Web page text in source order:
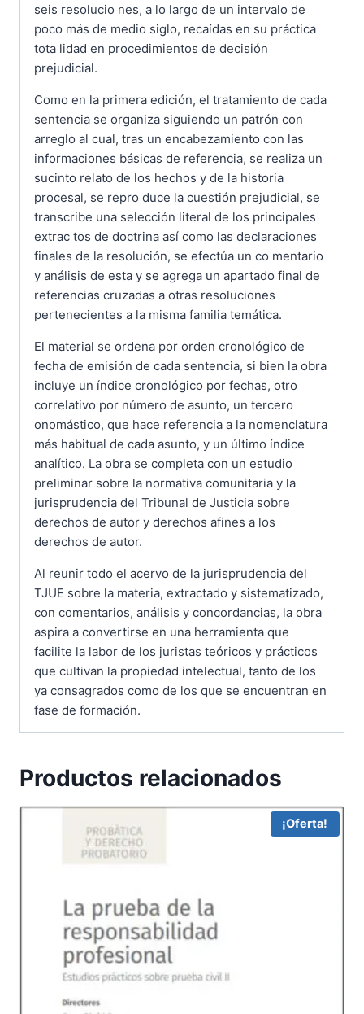
seis resolucio nes, a lo largo de un intervalo de
poco más de medio siglo, recaídas en su práctica
tota lidad en procedimientos de decisión
prejudicial.
Como en la primera edición, el tratamiento de cada
sentencia se organiza siguiendo un patrón con
arreglo al cual, tras un encabezamiento con las
informaciones básicas de referencia, se realiza un
sucinto relato de los hechos y de la historia
procesal, se repro duce la cuestión prejudicial, se
transcribe una selección literal de los principales
extrac tos de doctrina así como las declaraciones
finales de la resolución, se efectúa un co mentario
y análisis de esta y se agrega un apartado final de
referencias cruzadas a otras resoluciones
pertenecientes a la misma familia temática.
El material se ordena por orden cronológico de
fecha de emisión de cada sentencia, si bien la obra
incluye un índice cronológico por fechas, otro
correlativo por número de asunto, un tercero
onomástico, que hace referencia a la nomenclatura
más habitual de cada asunto, y un último índice
analítico. La obra se completa con un estudio
prelimi­nar sobre la normativa comunitaria y la
jurisprudencia del Tribunal de Justicia sobre
derechos de autor y derechos afines a los
derechos de autor.
Al reunir todo el acervo de la jurisprudencia del
TJUE sobre la materia, extractado y sistematizado,
con comentarios, análisis y concordancias, la obra
aspira a convertirse en una herramienta que
facilite la labor de los juristas teóricos y prácticos
que cultivan la propiedad intelectual, tanto de los
ya consagrados como de los que se encuentran en
fase de formación.
Productos relacionados
¡Oferta!